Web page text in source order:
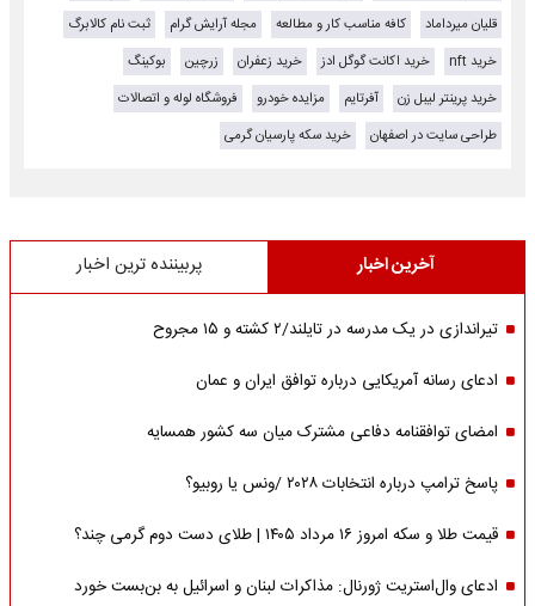
قلیان میرداماد
کافه مناسب کار و مطالعه مجله آرایش گرام
ثبت نام کالابرگ
خرید nft
خرید اکانت گوگل ادز خرید زعفران زرچین
بوکینگ
خرید پرینتر لیبل زن
آفرتایم مزایده خودرو
فروشگاه لوله و اتصالات
طراحی سایت در اصفهان
خرید سکه پارسیان گرمی
آخرین اخبار پربیننده ترین اخبار
تیراندازی در یک مدرسه در تایلند/۲ کشته و ۱۵ مجروح
ادعای رسانه آمریکایی درباره توافق ایران و عمان
امضای توافقنامه دفاعی مشترک میان سه کشور همسایه
پاسخ ترامپ درباره انتخابات ۲۰۲۸ /ونس یا روبیو؟
قیمت طلا و سکه امروز ۱۶ مرداد ۱۴۰۵ | طلای دست دوم گرمی چند؟
ادعای وال‌استریت ژورنال: مذاکرات لبنان و اسرائیل به بن‌بست خورد